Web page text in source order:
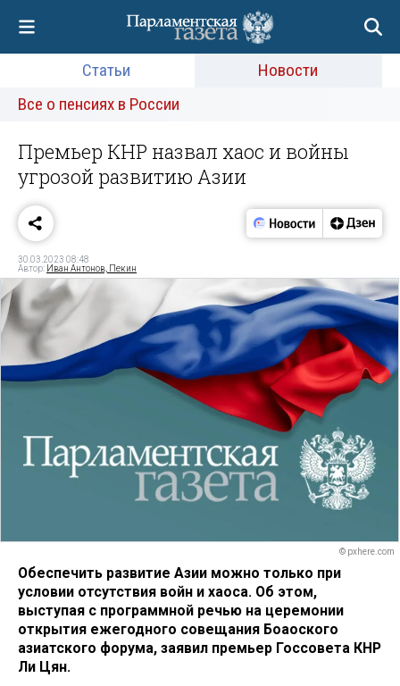
Статьи
Новости
Все о пенсиях в России
Премьер КНР назвал хаос и войны
угрозой развитию Азии
30.03.2023 08:48
Автор: Иван Антонов, Пекин
© pxhere.com
Обеспечить развитие Азии можно только при
условии отсутствия войн и хаоса. Об этом,
выступая с программной речью на церемонии
открытия ежегодного совещания Боаоского
азиатского форума, заявил премьер Госсовета КНР
Ли Цян.